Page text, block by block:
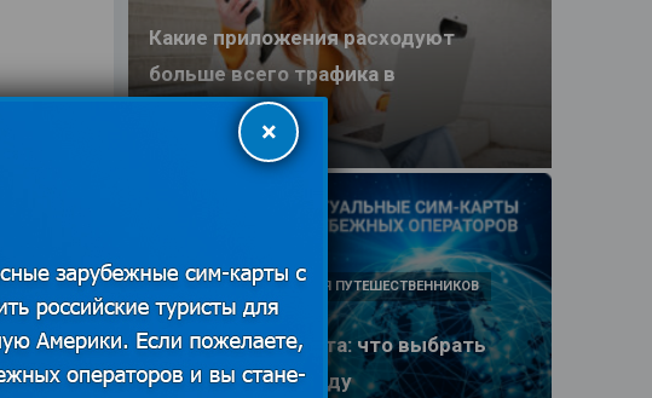
Какие приложения расходуют
больше всего трафика в
путешествии
25.06.2026
eSIM или SIM-карта: что выбрать
туристу в 2026 году
ПОЛЕЗНЫЕ ОБЗОРЫ ДЛЯ ПУТЕШЕСТВЕННИКОВ
×